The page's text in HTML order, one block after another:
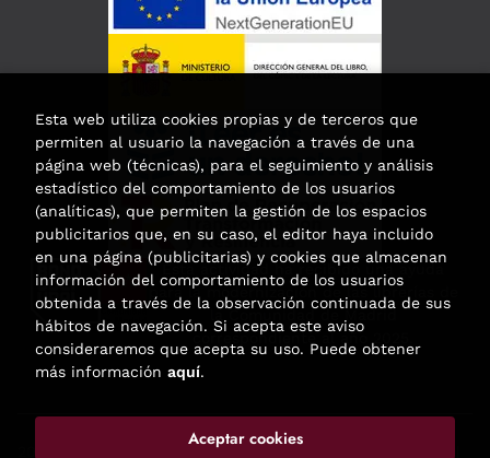
Esta actividad ha recibido una ayuda
para la modernización de las librerías de
la Comunidad de Madrid
correspondiente al año 2025.
. Todos los Derechos Reservados |
Esta web utiliza cookies propias y de terceros que
permiten al usuario la navegación a través de una
página web (técnicas), para el seguimiento y análisis
estadístico del comportamiento de los usuarios
(analíticas), que permiten la gestión de los espacios
publicitarios que, en su caso, el editor haya incluido
en una página (publicitarias) y cookies que almacenan
información del comportamiento de los usuarios
obtenida a través de la observación continuada de sus
hábitos de navegación. Si acepta este aviso
consideraremos que acepta su uso. Puede obtener
más información aquí.
Aceptar cookies